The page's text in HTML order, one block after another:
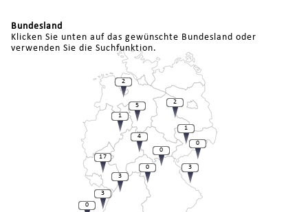
Bundesland
Klicken Sie unten auf das gewünschte Bundesland oder
verwenden Sie die Suchfunktion.
3
0
17
1
0
2
5
2
1
4
0
3
3
0